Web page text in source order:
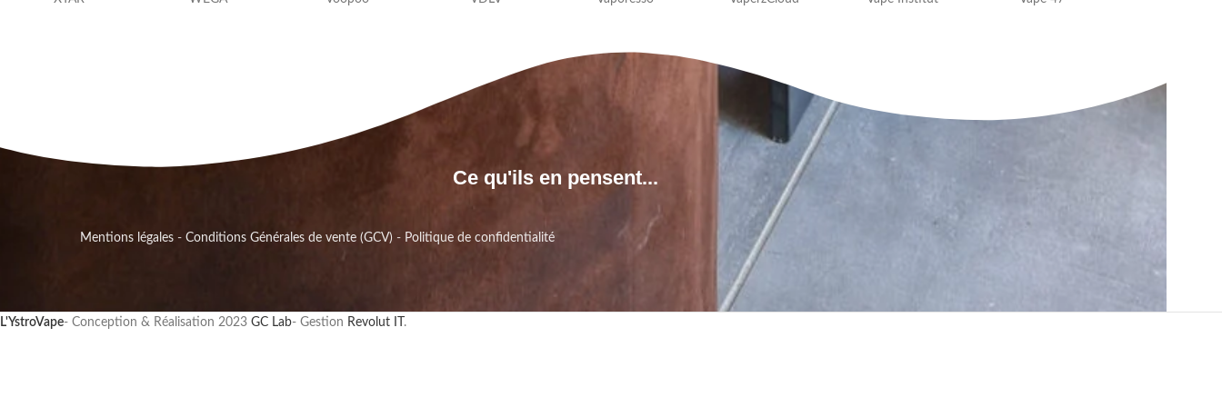
Ce qu'ils en pensent...
Mentions légales- Conditions Générales de vente (GCV) - Politique de confidentialité
L'YstroVape- Conception & Réalisation 2023 GC Lab- Gestion Revolut IT .